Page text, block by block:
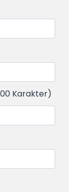
Karakter)